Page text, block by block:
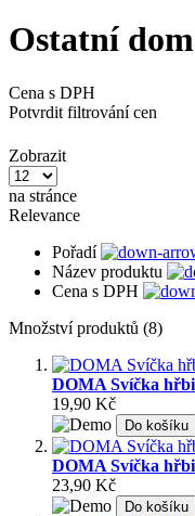
Ostatní
Cena s DPH
Potvrdit filtrování cen
Zobrazit
na stránce
Relevance
Pořadí
Název produktu
Cena s DPH
Množství produktů (8)
DOMA Svíčka
19,90 Kč
Do košíku
DOMA Svíčka
23,90 Kč
Do košíku